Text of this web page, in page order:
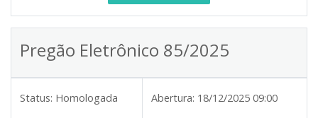
Pregão Eletrônico 85/2025
Status: Homologada Abertura: 18/12/2025 09:00